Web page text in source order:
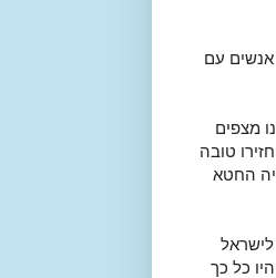
אנשים עם
מצפים
טובה
החטא
כל כך